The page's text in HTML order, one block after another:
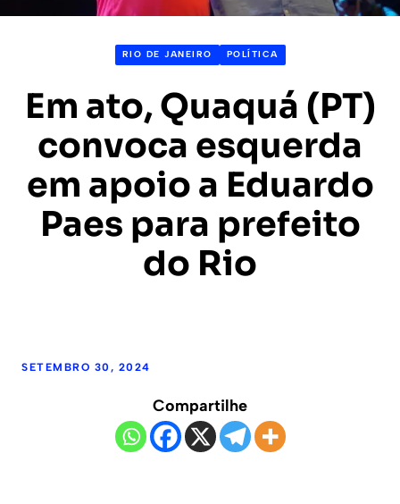
RIO DE JANEIRO POLÍTICA
Em ato, Quaquá (PT)
convoca esquerda
em apoio a Eduardo
Paes para prefeito
do Rio
SETEMBRO 30, 2024
Compartilhe